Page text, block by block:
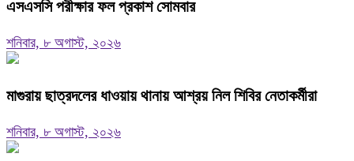
এসএসসি পরীক্ষার ফল প্রকাশ সোমবার
শনিবার, ৮ অগাস্ট, ২০২৬
মাগুরায় ছাত্রদলের ধাওয়ায় থানায় আশ্রয় নিল শিবির নেতাকর্মীরা
শনিবার, ৮ অগাস্ট, ২০২৬